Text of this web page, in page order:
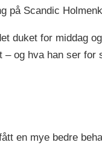
på Scandic
duket for middag
og hva han ser for
en mye bedre